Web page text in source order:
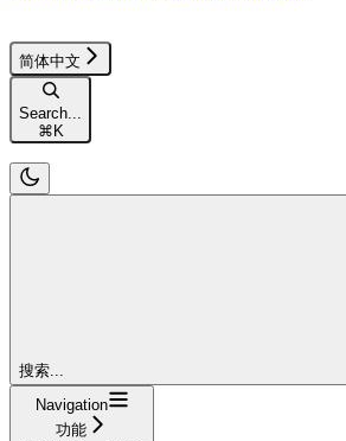
简体中文
Search...
⌘ K
搜索...
Navigation
功能